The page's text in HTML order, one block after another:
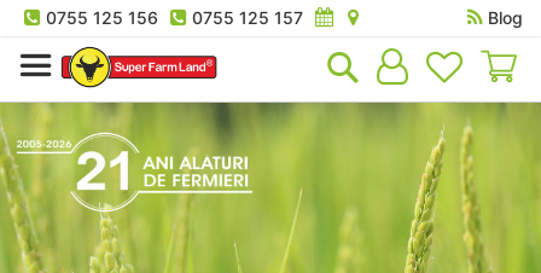
0755 125 156 0755 125 157
Blog